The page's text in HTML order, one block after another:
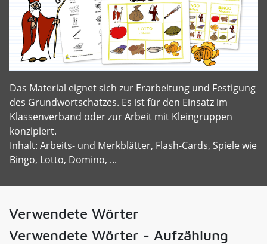
Das Material eignet sich zur Erarbeitung und Festigung
des Grundwortschatzes. Es ist für den Einsatz im
Klassenverband oder zur Arbeit mit Kleingruppen
konzipiert.
Inhalt: Arbeits- und Merkblätter, Flash-Cards, Spiele wie
Bingo, Lotto, Domino, ...
Verwendete Wörter
Verwendete Wörter - Aufzählung